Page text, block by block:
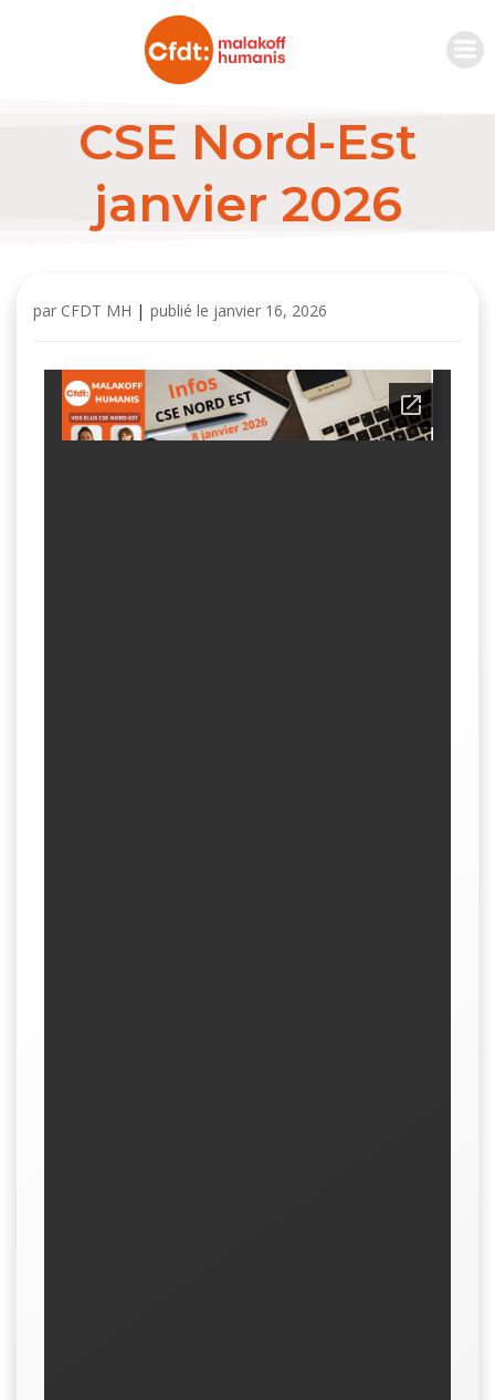
CSE Nord-Est
janvier 2026
par CFDT MH | publié le janvier 16, 2026